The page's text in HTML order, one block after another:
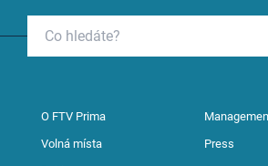
O FTV Prima
Volná místa Press